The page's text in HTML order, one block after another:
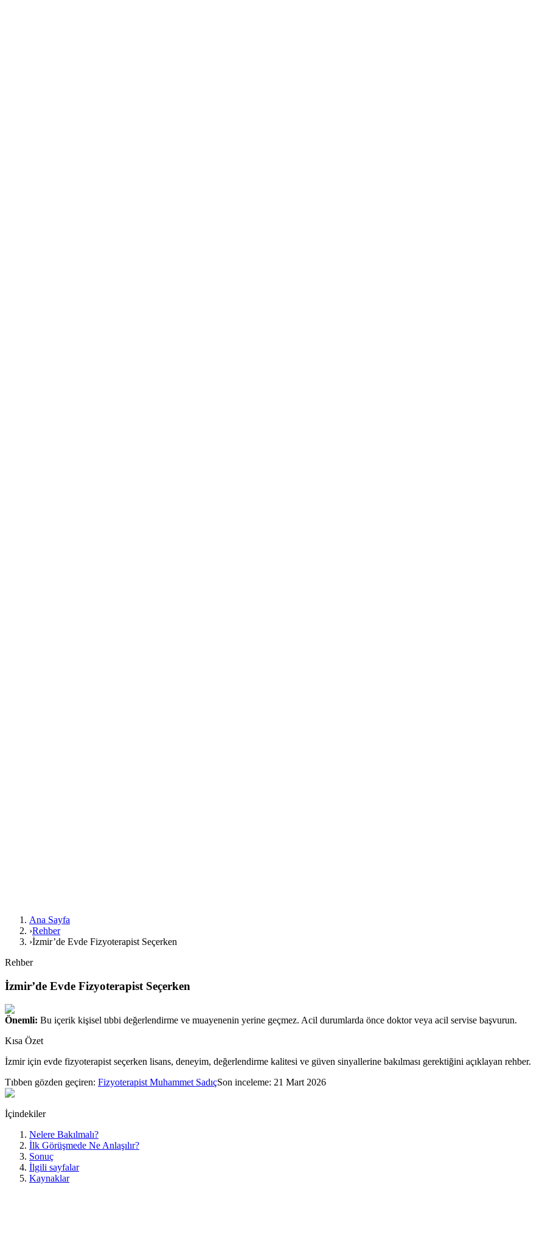
Ana Sayfa
›Rehber
›İzmir’de Evde Fizyoterapist Seçerken
Rehber
İzmir’de Evde Fizyoterapist Seçerken
Önemli: Bu içerik kişisel tıbbi değerlendirme ve muayenenin yerine geçmez. Acil durumlarda önce doktor veya acil servise başvurun.
Kısa Özet
İzmir için evde fizyoterapist seçerken lisans, deneyim, değerlendirme kalitesi ve güven sinyallerine bakılması gerektiğini açıklayan rehber.
Tıbben gözden geçiren: Fizyoterapist Muhammet SadıçSon inceleme: 21 Mart 2026
İçindekiler
Nelere Bakılmalı?
İlk Görüşmede Ne Anlaşılır?
Sonuç
İlgili sayfalar
Kaynaklar